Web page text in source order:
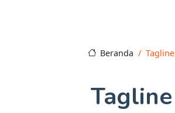
Beranda Tagline
Tagline